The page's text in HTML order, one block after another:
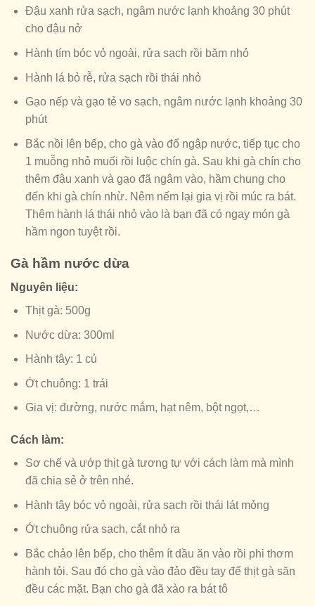
Đậu xanh rửa sạch, ngâm nước lạnh khoảng 30 phút
cho đậu nở
Hành tím bóc vỏ ngoài, rửa sạch rồi băm nhỏ
Hành lá bỏ rễ, rửa sạch rồi thái nhỏ
Gạo nếp và gạo tẻ vo sạch, ngâm nước lạnh khoảng 30
phút
Bắc nồi lên bếp, cho gà vào đổ ngập nước, tiếp tục cho
1 muỗng nhỏ muối rồi luộc chín gà. Sau khi gà chín cho
thêm đậu xanh và gạo đã ngâm vào, hầm chung cho
đến khi gà chín nhừ. Nêm nếm lại gia vị rồi múc ra bát.
Thêm hành lá thái nhỏ vào là bạn đã có ngay món gà
hầm ngon tuyệt rồi.
Gà hầm nước dừa
Nguyên liệu:
Thịt gà: 500g
Nước dừa: 300ml
Hành tây: 1 củ
Ớt chuông: 1 trái
Gia vị: đường, nước mắm, hạt nêm, bột ngọt,…
Cách làm:
Sơ chế và ướp thịt gà tương tự với cách làm mà mình
đã chia sẻ ở trên nhé.
Hành tây bóc vỏ ngoài, rửa sạch rồi thái lát mỏng
Ớt chuông rửa sạch, cắt nhỏ ra
Bắc chảo lên bếp, cho thêm ít dầu ăn vào rồi phi thơm
hành tỏi. Sau đó cho gà vào đảo đều tay để thịt gà săn
đều các mặt. Bạn cho gà đã xào ra bát tô